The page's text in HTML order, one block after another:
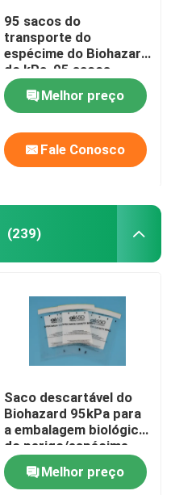
95 sacos do
transporte do
espécime do Biohazard
do kPa, 95 sacos
médicos de
transferência de KPa
Melhor preço
Fale Conosco
(239)
Saco descartável do
Biohazard 95kPa para
a embalagem biológica
do perigo/espécime
infeccioso
Melhor preço